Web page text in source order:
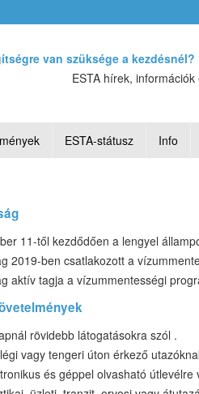
van szüksége a kezdésnél?
ESTA hírek,
ESTA-státusz Info
11-től kezdődően a lengyel
2019-ben csatlakozott a
aktív tagja a vízummentességi
rövidebb látogatásokra szól .
vagy tengeri úton érkező
és géppel olvasható útlevélre